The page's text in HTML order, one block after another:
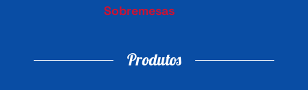
Sobremesas
Produtos